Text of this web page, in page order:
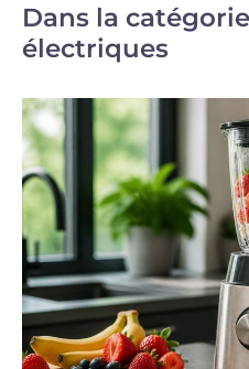
Dans la
électriques